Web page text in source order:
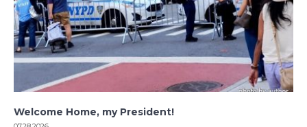
Welcome Home, my President!